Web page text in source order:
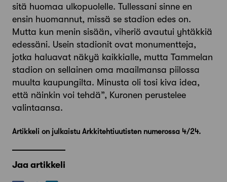
sitä huomaa ulkopuolelle. Tullessani sinne en
ensin huomannut, missä se stadion edes on.
Mutta kun menin sisään, viheriö avautui yhtäkkiä
edessäni. Usein stadionit ovat monumentteja,
jotka haluavat näkyä kaikkialle, mutta Tammelan
stadion on sellainen oma maailmansa piilossa
muulta kaupungilta. Minusta oli tosi kiva idea,
että näinkin voi tehdä”, Kuronen perustelee
valintaansa.
Artikkeli on julkaistu Arkkitehtiuutisten numerossa 4/24.
Jaa artikkeli